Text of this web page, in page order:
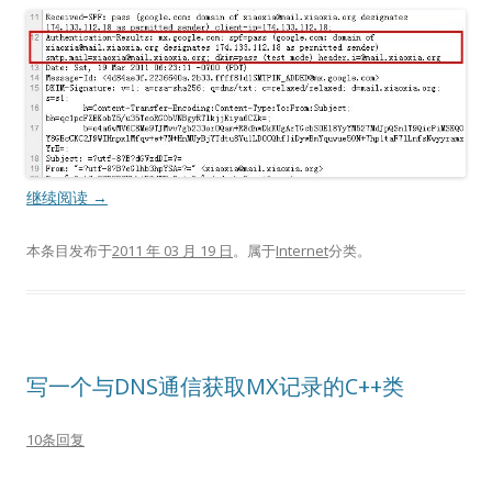
继续阅读 →
本条目发布于2011 年 03 月 19 日。属于Internet分类。
写一个与DNS通信获取MX记录的C++类
10条回复